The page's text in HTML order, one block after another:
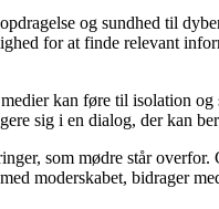
og sundhed til
for at finde relevant
kan føre til isolation
sig i en dialog, der kan
som mødre står
moderskabet, bidrager